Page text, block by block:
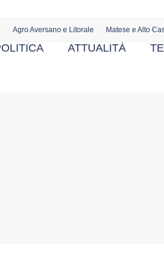
Agro Aversano e Litorale Matese e Alto
ATTUALITÀ